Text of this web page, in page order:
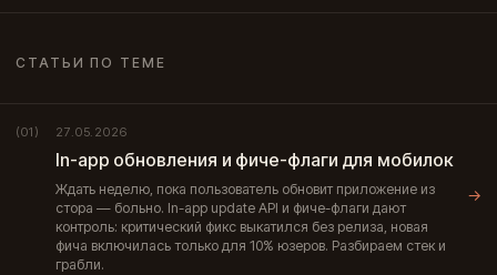
СТАТЬИ ПО ТЕМЕ
(01) 27.05.2026
In-app обновления и фиче-флаги для мобилок
Ждать неделю, пока пользователь обновит приложение из
стора — больно. In-app update API и фиче-флаги дают
контроль: критический фикс выкатился без релиза, новая
фича включилась только для 10% юзеров. Разбираем стек и
грабли.
→